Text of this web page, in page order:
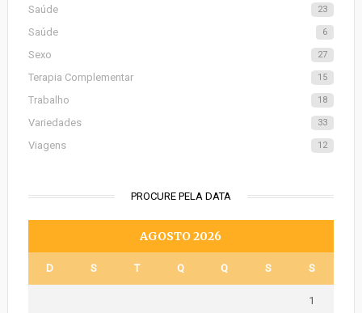
Saúde 23
Saúde 6
Sexo 27
Terapia Complementar 15
Trabalho 18
Variedades 33
Viagens 12
PROCURE PELA DATA
AGOSTO 2026
D S T Q Q S S
1